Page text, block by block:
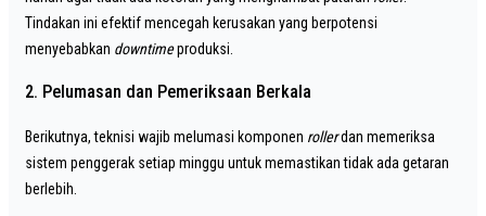
Tindakan ini efektif mencegah kerusakan yang berpotensi
menyebabkan downtimeproduksi.
2. Pelumasan dan Pemeriksaan Berkala
Berikutnya, teknisi wajib melumasi komponen rollerdan memeriksa
sistem penggerak setiap minggu untuk memastikan tidak ada getaran
berlebih.